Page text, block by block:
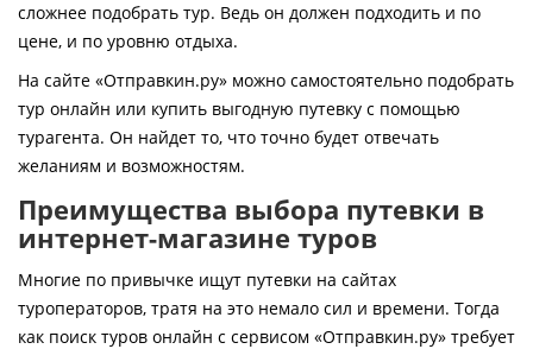
Контакты
сложнее подобрать тур. Ведь он должен подходить и по
цене, и по уровню отдыха.
На сайте «Отправкин.ру» можно самостоятельно подобрать
тур онлайн или купить выгодную путевку с помощью
турагента. Он найдет то, что точно будет отвечать
желаниям и возможностям.
Преимущества выбора путевки в
интернет-магазине туров
Многие по привычке ищут путевки на сайтах
туроператоров, тратя на это немало сил и времени. Тогда
как поиск туров онлайн с сервисом «Отправкин.ру» требует